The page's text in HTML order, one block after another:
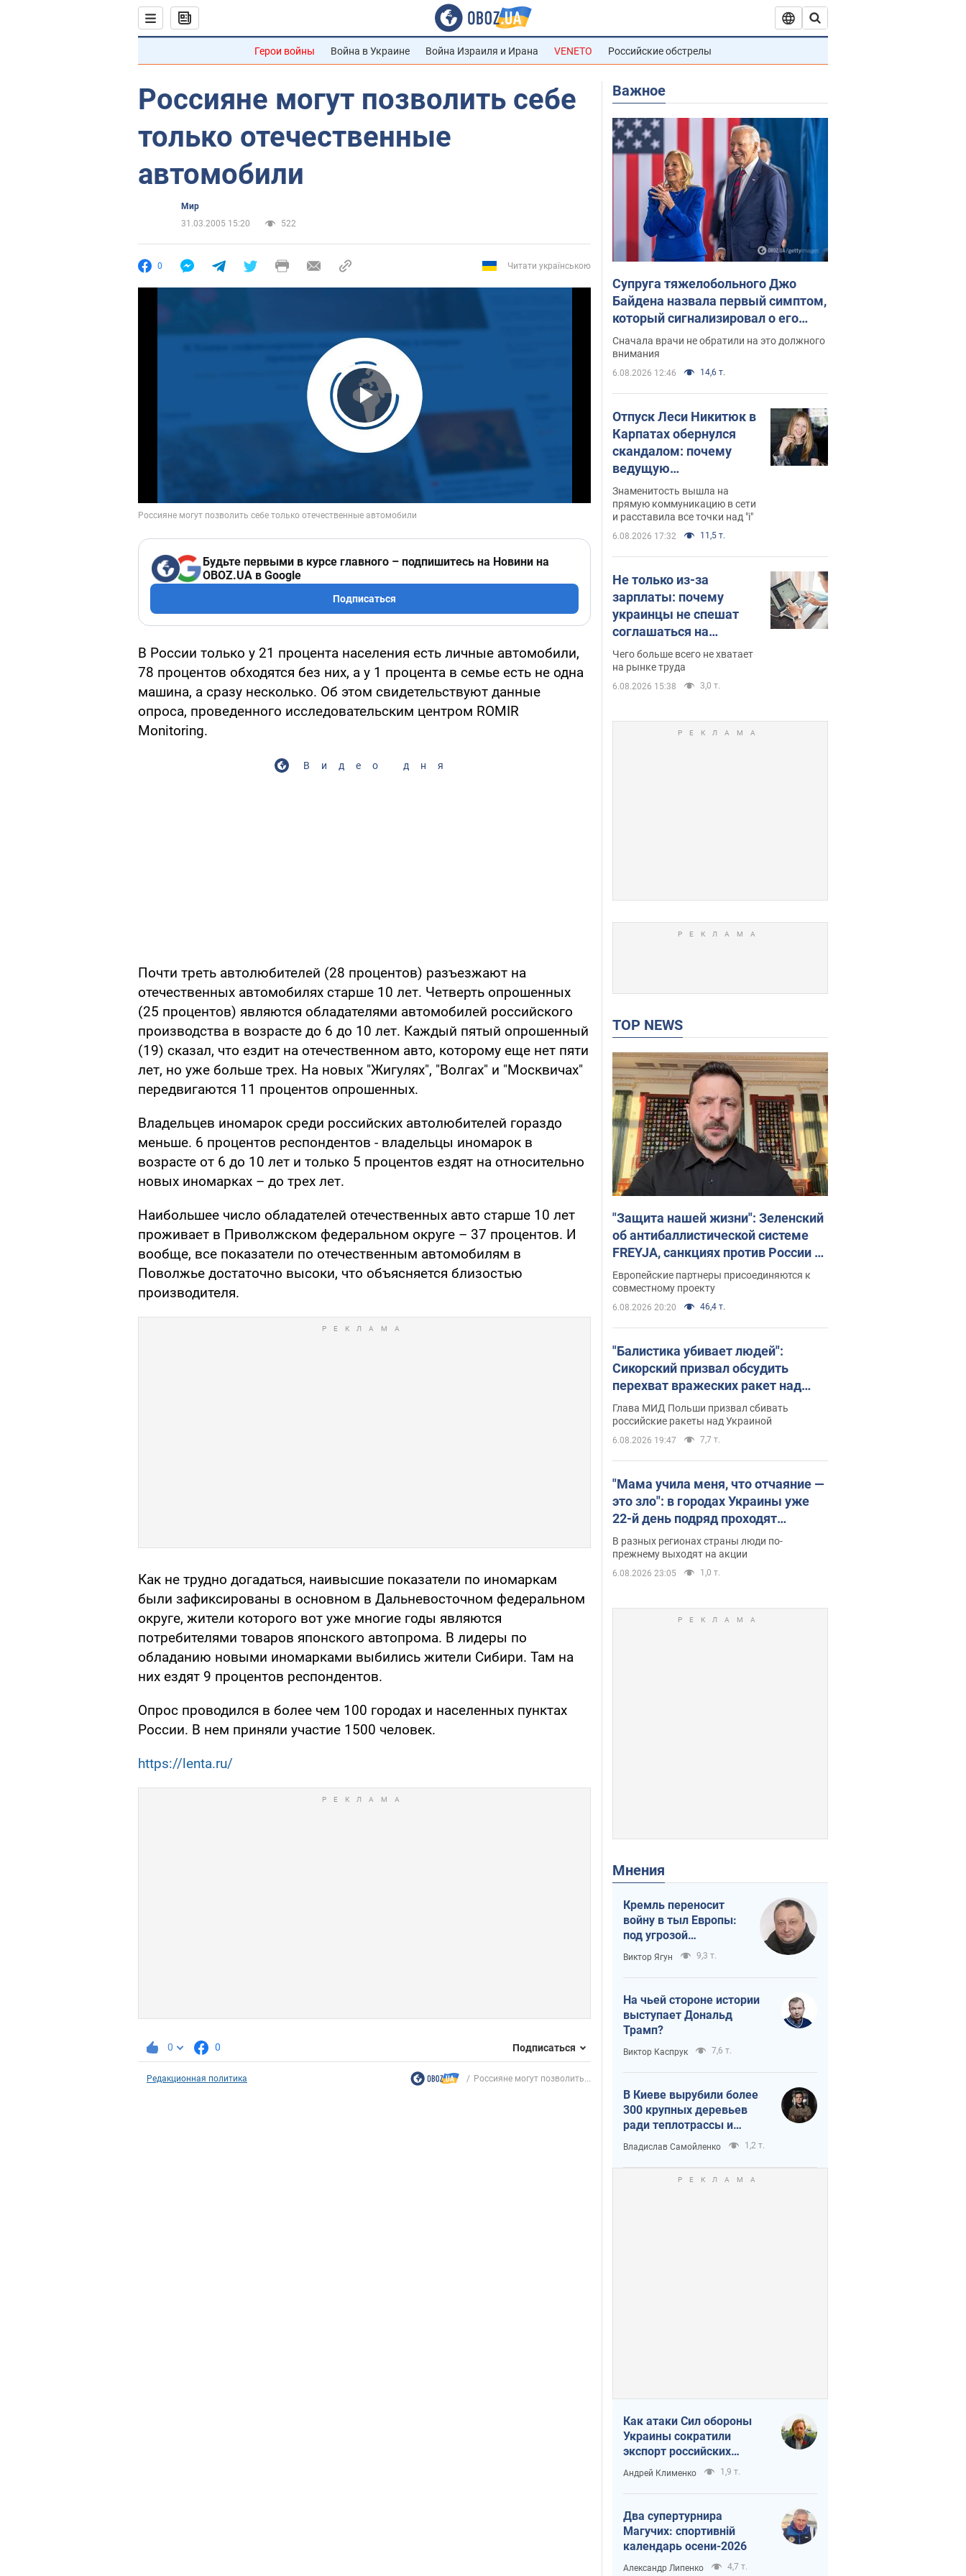
Герои войны Война в Украине Война Израиля и Ирана VENETO Российские обстрелы
Россияне могут позволить себе
только отечественные
автомобили
Мир
31.03.2005 15:20
522
0 Читати українською
Play Video
Будьте первыми в курсе главного – подпишитесь на Новини на
OBOZ.UA в Google
Подписаться
В России только у 21 процента населения есть личные автомобили,
78 процентов обходятся без них, а у 1 процента в семье есть не одна
машина, а сразу несколько. Об этом свидетельствуют данные
опроса, проведенного исследовательским центром ROMIR
Monitoring.
Видео дня
Почти треть автолюбителей (28 процентов) разъезжают на
отечественных автомобилях старше 10 лет. Четверть опрошенных
(25 процентов) являются обладателями автомобилей российского
производства в возрасте до 6 до 10 лет. Каждый пятый опрошенный
(19) сказал, что ездит на отечественном авто, которому еще нет пяти
лет, но уже больше трех. На новых "Жигулях", "Волгах" и "Москвичах"
передвигаются 11 процентов опрошенных.
Владельцев иномарок среди российских автолюбителей гораздо
меньше. 6 процентов респондентов - владельцы иномарок в
возрасте от 6 до 10 лет и только 5 процентов ездят на относительно
новых иномарках – до трех лет.
Наибольшее число обладателей отечественных авто старше 10 лет
проживает в Приволжском федеральном округе – 37 процентов. И
вообще, все показатели по отечественным автомобилям в
Поволжье достаточно высоки, что объясняется близостью
производителя.
Как не трудно догадаться, наивысшие показатели по иномаркам
были зафиксированы в основном в Дальневосточном федеральном
округе, жители которого вот уже многие годы являются
потребителями товаров японского автопрома. В лидеры по
обладанию новыми иномарками выбились жители Сибири. Там на
них ездят 9 процентов респондентов.
Опрос проводился в более чем 100 городах и населенных пунктах
России. В нем приняли участие 1500 человек.
https://lenta.ru/
0 0 Подписаться
Редакционная политика Россияне могут позволить...
Важное
Супруга тяжелобольного Джо
Байдена назвала первый симптом,
который сигнализировал о его
"агрессивном" раке
Сначала врачи не обратили на это должного
внимания
6.08.2026 12:46 14,6 т.
Отпуск Леси Никитюк в
Карпатах обернулся
скандалом: почему
ведущую
несправедливо
захейтили
Знаменитость вышла на
прямую коммуникацию в сети
и расставила все точки над "i"
6.08.2026 17:32 11,5 т.
Не только из-за
зарплаты: почему
украинцы не спешат
соглашаться на
вакансии
Чего больше всего не хватает
на рынке труда
6.08.2026 15:38 3,0 т.
TOP NEWS
"Защита нашей жизни": Зеленский
об антибаллистической системе
FREYJA, санкциях против России и
поддержке аграриев. Видео
Европейские партнеры присоединяются к
совместному проекту
6.08.2026 20:20 46,4 т.
"Балистика убивает людей":
Сикорский призвал обсудить
перехват вражеских ракет над
Украиной
Глава МИД Польши призвал сбивать
российские ракеты над Украиной
6.08.2026 19:47 7,7 т.
"Мама учила меня, что отчаяние —
это зло": в городах Украины уже
22-й день подряд проходят
массовые митинги за
возвращение Федорова. Фото и
видео
В разных регионах страны люди по-
прежнему выходят на акции
6.08.2026 23:05 1,0 т.
Мнения
Кремль переносит
войну в тыл Европы:
под угрозой
критическая
логистика
Виктор Ягун 9,3 т.
На чьей стороне истории
выступает Дональд
Трамп?
Виктор Каспрук 7,6 т.
В Киеве вырубили более
300 крупных деревьев
ради теплотрассы и
вопреки Генплану
Владислав Самойленко 1,2 т.
Как атаки Сил обороны
Украины сократили
экспорт российских
нефтепродуктов
Андрей Клименко 1,9 т.
Два супертурнира
Магучих: спортивній
календарь осени-2026
Александр Липенко 4,7 т.